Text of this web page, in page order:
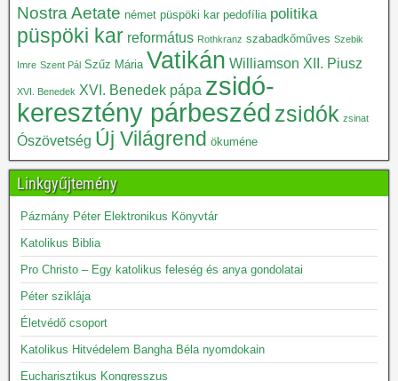
Nostra Aetate német püspöki kar pedofília politika
püspöki kar református Rothkranz szabadkőműves Szebik
Imre Szent Pál Szűz Mária Vatikán Williamson XII. Piusz
XVI. Benedek XVI. Benedek pápa zsidó-
keresztény párbeszéd zsidók zsinat
Ószövetség Új Világrend ökuméne
Linkgyűjtemény
Pázmány Péter Elektronikus Könyvtár
Katolikus Biblia
Pro Christo – Egy katolikus feleség és anya gondolatai
Péter sziklája
Életvédő csoport
Katolikus Hitvédelem Bangha Béla nyomdokain
Eucharisztikus Kongresszus